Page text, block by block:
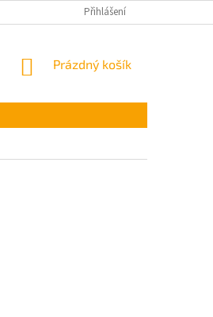
Přihlášení
NÁKUPNÍ
Prázdný košík